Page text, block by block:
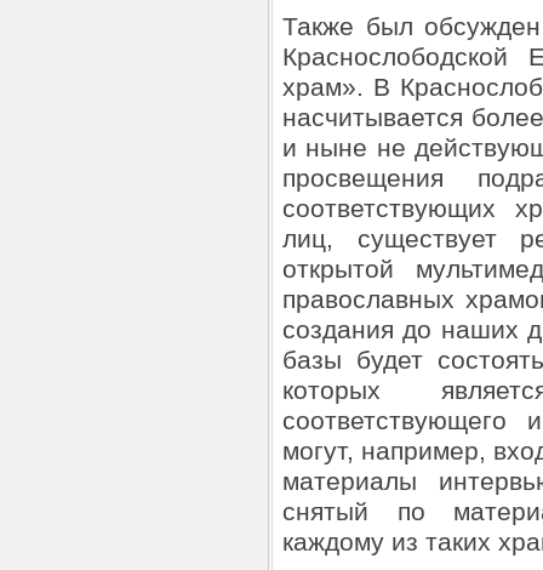
Также был
Краснослободской
храм». В
насчитывается
и ныне не
просвещения
соответствующих
лиц, существует
открытой
православных
создания до наших
базы будет
которых
соответствующего
могут, например,
материалы
снятый по
каждому из таких